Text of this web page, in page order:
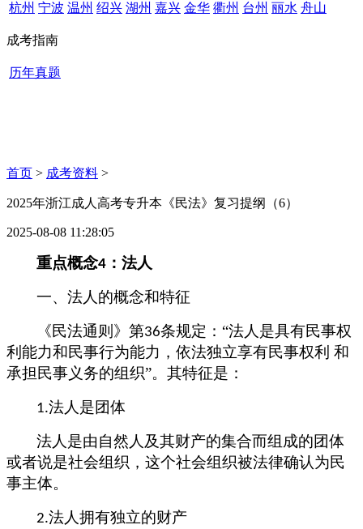
杭州 宁波 温州 绍兴 湖州 嘉兴 金华 衢州 台州 丽水 舟山
成考指南
历年真题
首页 > 成考资料 >
2025年浙江成人高考专升本《民法》复习提纲（6）
2025-08-08 11:28:05
重点概念4 ：法人
一、法人的概念和特征
《民法通则》第36条规定：“法人是具有民事权
利能力和民事行为能力，依法独立享有民事权利 和
承担民事义务的组织”。其特征是：
1.法人是团体
法人是由自然人及其财产的集合而组成的团体
或者说是社会组织，这个社会组织被法律确认为民
事主体。
2.法人拥有独立的财产